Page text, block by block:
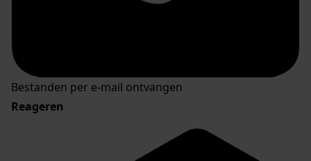
Bestanden per e-mail ontvangen
Reageren